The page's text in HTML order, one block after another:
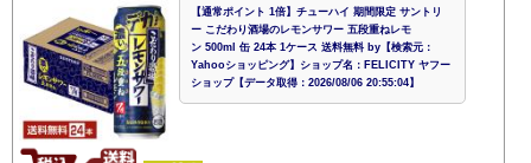
【通常ポイント 1倍】チューハイ 期間限定 サントリ
ー こだわり酒場のレモンサワー 五段重ねレモ
ン 500ml 缶 24本 1ケース 送料無料 by【検索元：
Yahooショッピング】ショップ名：FELICITY ヤフー
ショップ【データ取得：2026/08/06 20:55:04】